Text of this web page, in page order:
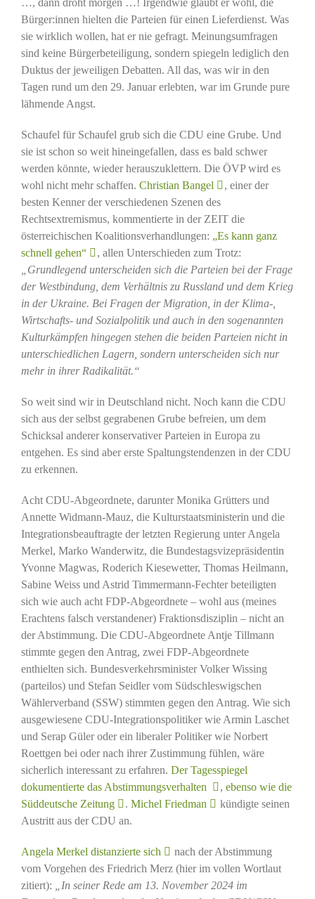
Bürger:innen hielten die Parteien für einen Lieferdienst. Was
sie wirklich wollen, hat er nie gefragt. Meinungsumfragen
sind keine Bürgerbeteiligung, sondern spiegeln lediglich den
Duktus der jeweiligen Debatten. All das, was wir in den
Tagen rund um den 29. Januar erlebten, war im Grunde pure
lähmende Angst.
Schaufel für Schaufel grub sich die CDU eine Grube. Und
sie ist schon so weit hineingefallen, dass es bald schwer
werden könnte, wieder herauszuklettern. Die ÖVP wird es
wohl nicht mehr schaffen. Christian Bangel
, einer der
besten Kenner der verschiedenen Szenen des
Rechtsextremismus, kommentierte in der ZEIT die
österreichischen Koalitionsverhandlungen: „Es kann ganz
schnell gehen“
, allen Unterschieden zum Trotz:
„Grundlegend unterscheiden sich die Parteien bei der Frage
der Westbindung, dem Verhältnis zu Russland und dem Krieg
in der Ukraine. Bei Fragen der Migration, in der Klima-,
Wirtschafts- und Sozialpolitik und auch in den sogenannten
Kulturkämpfen hingegen stehen die beiden Parteien nicht in
unterschiedlichen Lagern, sondern unterscheiden sich nur
mehr in ihrer Radikalität.“
So weit sind wir in Deutschland nicht. Noch kann die CDU
sich aus der selbst gegrabenen Grube befreien, um dem
Schicksal anderer konservativer Parteien in Europa zu
entgehen. Es sind aber erste Spaltungstendenzen in der CDU
zu erkennen.
Acht CDU-Abgeordnete, darunter Monika Grütters und
Annette Widmann-Mauz, die Kulturstaatsministerin und die
Integrationsbeauftragte der letzten Regierung unter Angela
Merkel, Marko Wanderwitz, die Bundestagsvizepräsidentin
Yvonne Magwas, Roderich Kiesewetter, Thomas Heilmann,
Sabine Weiss und Astrid Timmermann-Fechter beteiligten
sich wie auch acht FDP-Abgeordnete – wohl aus (meines
Erachtens falsch verstandener) Fraktionsdisziplin – nicht an
der Abstimmung. Die CDU-Abgeordnete Antje Tillmann
stimmte gegen den Antrag, zwei FDP-Abgeordnete
enthielten sich. Bundesverkehrsminister Volker Wissing
(parteilos) und Stefan Seidler vom Südschleswigschen
Wählerverband (SSW) stimmten gegen den Antrag. Wie sich
ausgewiesene CDU-Integrationspolitiker wie Armin Laschet
und Serap Güler oder ein liberaler Politiker wie Norbert
Roettgen bei oder nach ihrer Zustimmung fühlen, wäre
sicherlich interessant zu erfahren. Der Tagesspiegel
dokumentierte das Abstimmungsverhalten
, ebenso wie die
Süddeutsche Zeitung
. Michel Friedman
kündigte seinen
Austritt aus der CDU an.
Angela Merkel distanzierte sich
nach der Abstimmung
vom Vorgehen des Friedrich Merz (hier im vollen Wortlaut
zitiert):
„In seiner Rede am 13. November 2024 im